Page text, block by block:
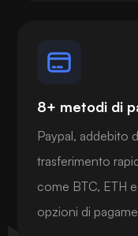
8+ metodi di
Paypal, addebito
trasferimento
come BTC, ETH
opzioni di